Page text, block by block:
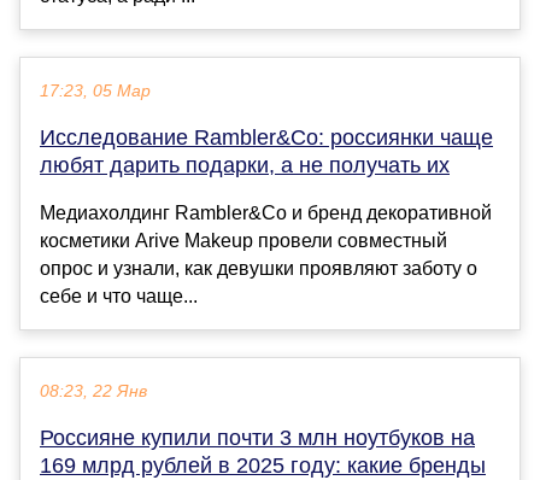
17:23, 05 Мар
Исследование Rambler&Co: россиянки чаще
любят дарить подарки, а не получать их
Медиахолдинг Rambler&Co и бренд декоративной
косметики Arive Makeup провели совместный
опрос и узнали, как девушки проявляют заботу о
себе и что чаще...
08:23, 22 Янв
Россияне купили почти 3 млн ноутбуков на
169 млрд рублей в 2025 году: какие бренды